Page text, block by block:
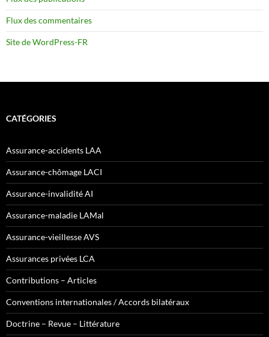
Flux des commentaires
Site de WordPress-FR
CATÉGORIES
Assurance-accidents LAA
Assurance-chômage LACI
Assurance-invalidité AI
Assurance-maladie LAMal
Assurance-vieillesse AVS
Assurances privées LCA
Contributions – Articles
Conventions internationales / Accords bilatéraux
Doctrine – Revue – Littérature